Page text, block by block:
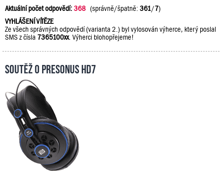
Aktuální počet odpovědí:368 (správně/špatně: 361/7)
VYHLÁŠENÍ VÍTĚZE
Ze všech správných odpovědí (varianta 2.) byl vylosován výherce, který poslal
SMS z čísla 7365100xx. Výherci blohopřejeme!
Soutěž o PreSonus HD7